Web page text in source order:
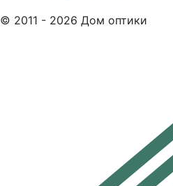
© 2011 - 2026 Дом оптики